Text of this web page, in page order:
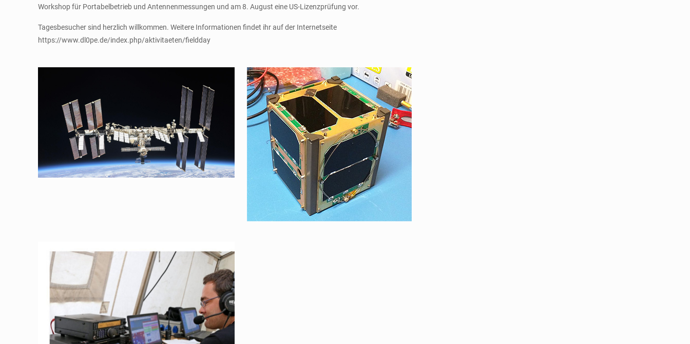
Workshop für Portabelbetrieb und Antennenmessungen und am 8. August eine US-Lizenzprüfung vor.
Tagesbesucher sind herzlich willkommen. Weitere Informationen findet ihr auf der Internetseite
https://www.dl0pe.de/index.php/aktivitaeten/fieldday